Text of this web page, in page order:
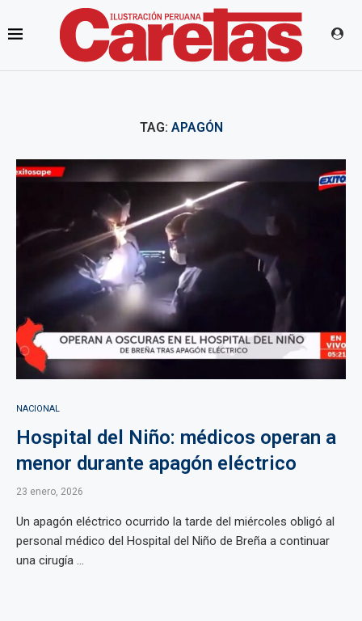
TAG: APAGÓN
NACIONAL
Hospital del Niño: médicos operan a
menor durante apagón eléctrico
23 enero, 2026
Un apagón eléctrico ocurrido la tarde del miércoles obligó al
personal médico del Hospital del Niño de Breña a continuar
una cirugía ...